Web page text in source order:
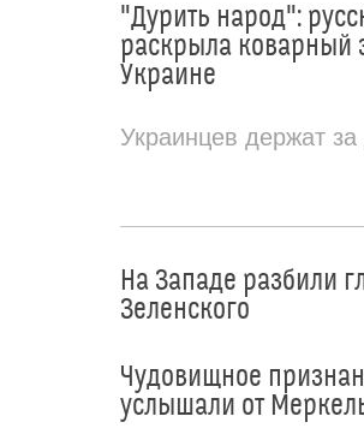
"Дурить народ":
раскрыла коварный
Украине
Украинцев держат за
На Западе разбили
Зеленского
Чудовищное
услышали от